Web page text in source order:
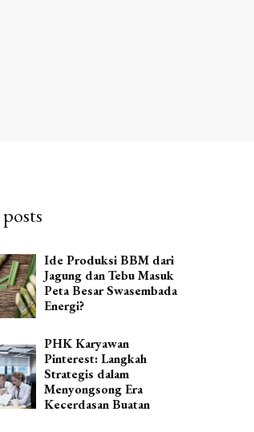
posts
Ide Produksi BBM dari
Jagung dan Tebu Masuk
Peta Besar Swasembada
Energi?
PHK Karyawan
Pinterest: Langkah
Strategis dalam
Menyongsong Era
Kecerdasan Buatan